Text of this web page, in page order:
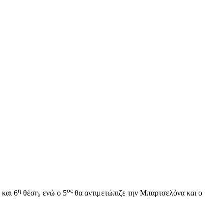
και 6η θέση, ενώ ο 5ος θα αντιμετώπιζε την Μπαρτσελόνα και ο